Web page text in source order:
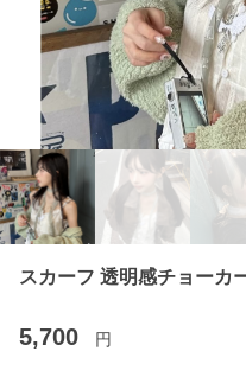
スカーフ 透明感チョーカ
5,700 円